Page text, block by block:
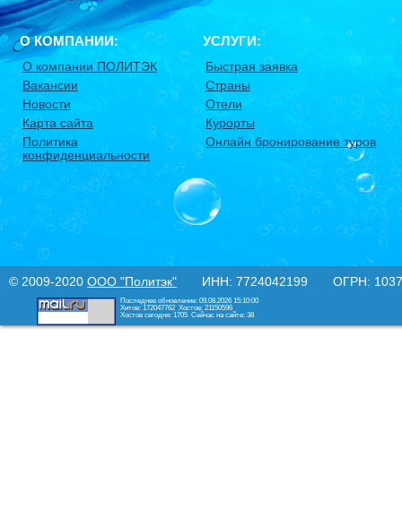
О КОМПАНИИ:
О компании ПОЛИТЭК
Вакансии
Новости
Карта сайта
Политика
конфиденциальности
УСЛУГИ:
Быстрая заявка
Страны
Отели
Курорты
Онлайн бронирование туров
© 2009-2020 ООО "Политэк" ИНН: 7724042199 ОГРН:
Последнее обновление: 09.08.2026 15:10:00
Хитов: 172047762 Хостов: 21150596
Хостов сегодня: 1705 Сейчас на сайте: 38